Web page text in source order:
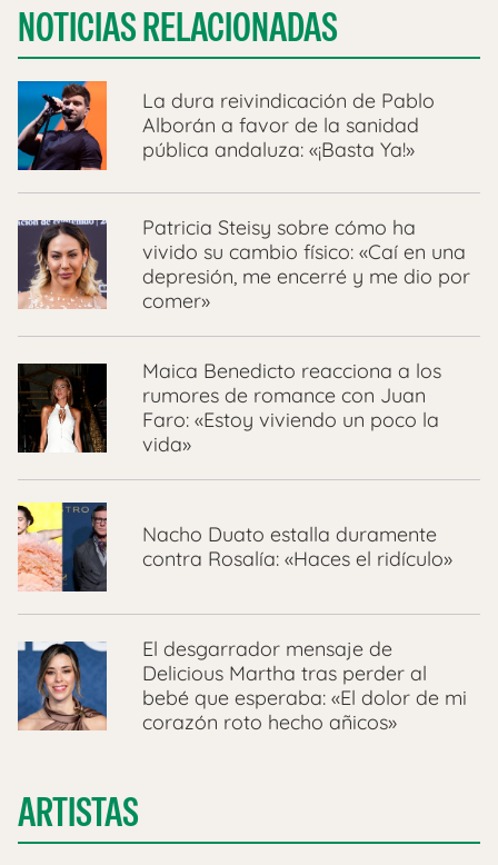
NOTICIAS RELACIONADAS
La dura reivindicación de Pablo
Alborán a favor de la sanidad
pública andaluza: «¡Basta Ya!»
Patricia Steisy sobre cómo ha
vivido su cambio físico: «Caí en una
depresión, me encerré y me dio por
comer»
Maica Benedicto reacciona a los
rumores de romance con Juan
Faro: «Estoy viviendo un poco la
vida»
Nacho Duato estalla duramente
contra Rosalía: «Haces el ridículo»
El desgarrador mensaje de
Delicious Martha tras perder al
bebé que esperaba: «El dolor de mi
corazón roto hecho añicos»
ARTISTAS